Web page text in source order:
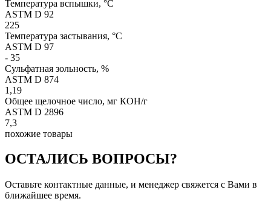
Температура вспышки, °С
ASTM D 92
225
Температура застывания, °С
ASTM D 97
- 35
Сульфатная зольность, %
ASTM D 874
1,19
Общее щелочное число, мг КОН/г
ASTM D 2896
7,3
похожие товары
ОСТАЛИСЬ ВОПРОСЫ?
Оставьте контактные данные, и менеджер свяжется с Вами в
ближайшее время.